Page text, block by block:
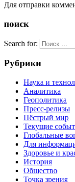
Для отправки
поиск
Search for:
Рубрики
Наука и
Аналитика
Геополитика
Пресс-релизы
Пёстрый мир
Текущие
Глобальные
Для
Здоровье и
История
Общество
Точка зрения